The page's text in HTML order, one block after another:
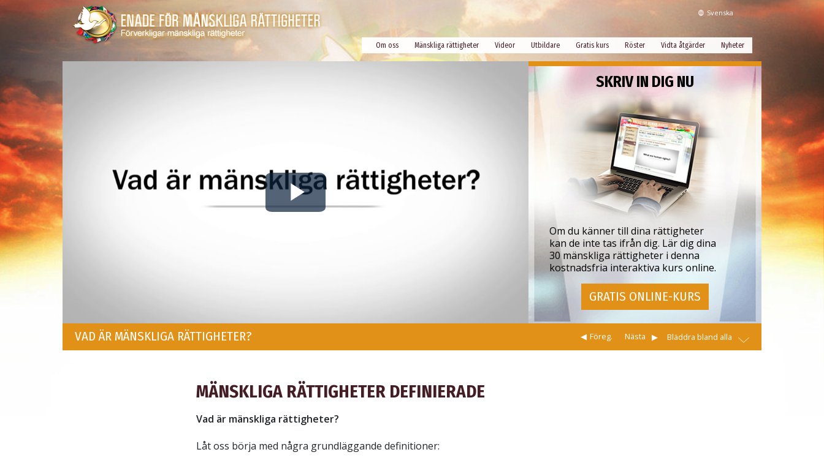
Svenska
Om oss Mänskliga rättigheter Videor Utbildare Gratis kurs Röster Vidta åtgärder Nyheter
Play
SKRIV IN DIG NU
Om du känner till dina rättigheter
kan de inte tas ifrån dig. Lär dig dina
30 mänskliga rättigheter i denna
kostnadsfria interaktiva kurs online.
GRATIS ONLINE-KURS
VAD ÄR MÄNSKLIGA RÄTTIGHETER? Nästa
Föreg. Bläddra bland alla
MÄNSKLIGA RÄTTIGHETER DEFINIERADE
Vad är mänskliga rättigheter?
Låt oss börja med några grundläggande definitioner: